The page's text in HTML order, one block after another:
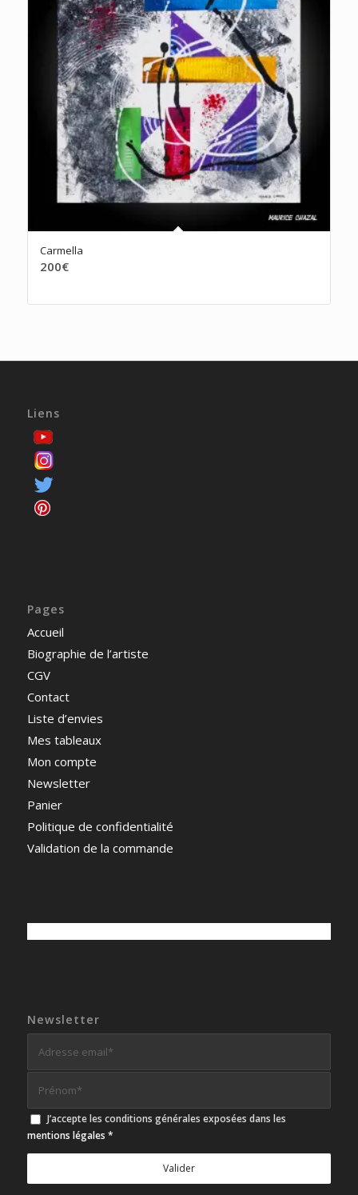
Carmella
200€
Liens
Pages
Accueil
Biographie de l’artiste
CGV
Contact
Liste d’envies
Mes tableaux
Mon compte
Newsletter
Panier
Politique de confidentialité
Validation de la commande
Newsletter
J’accepte les conditions générales exposées dans les
mentions légales *